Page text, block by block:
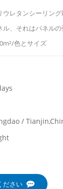
ウレタンシーリン
ル、それはパネル
色とサイズ
/
ださい